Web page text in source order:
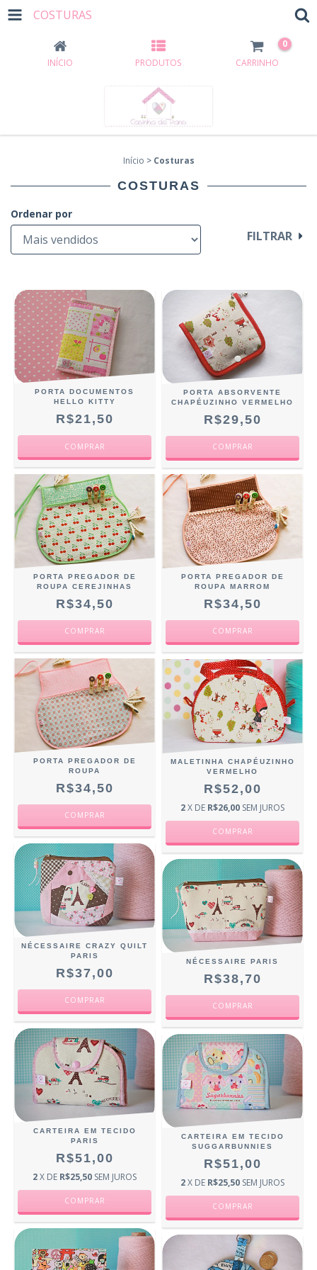
COSTURAS
INÍCIO PRODUTOS CARRINHO
0
Início > Costuras
COSTURAS
Ordenar por
FILTRAR
PORTA DOCUMENTOS
HELLO KITTY
R$21,50
PORTA ABSORVENTE
CHAPÉUZINHO VERMELHO
R$29,50
PORTA PREGADOR DE
ROUPA CEREJINHAS
R$34,50
PORTA PREGADOR DE
ROUPA MARROM
R$34,50
PORTA PREGADOR DE
ROUPA
R$34,50
MALETINHA CHAPÉUZINHO
VERMELHO
R$52,00
2X DE R$26,00 SEM JUROS
NÉCESSAIRE CRAZY QUILT
PARIS
R$37,00
NÉCESSAIRE PARIS
R$38,70
CARTEIRA EM TECIDO
PARIS
R$51,00
2X DE R$25,50 SEM JUROS
CARTEIRA EM TECIDO
SUGGARBUNNIES
R$51,00
2X DE R$25,50 SEM JUROS